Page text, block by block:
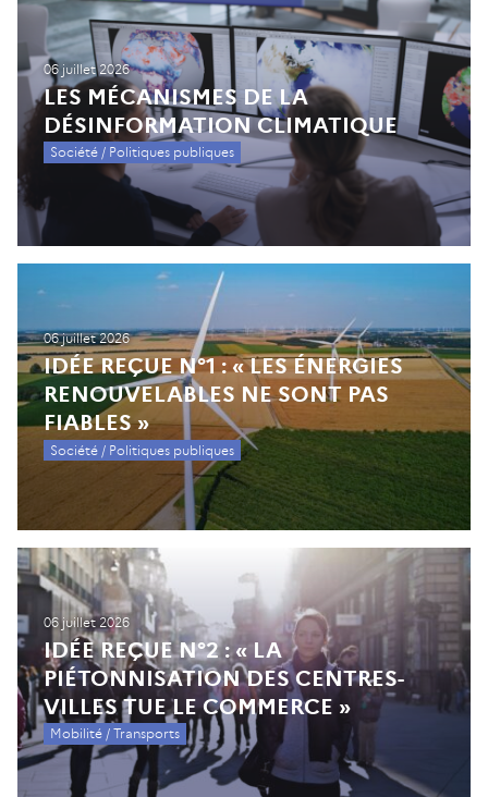
Changement climatique
Société / Politiques publiques
LES MÉCANISMES DE LA
DÉSINFORMATION CLIMATIQUE
06 juillet 2026
Société / Politiques publiques
IDÉE REÇUE N°1 : « LES ÉNERGIES
RENOUVELABLES NE SONT PAS
FIABLES »
06 juillet 2026
Mobilité / Transports
IDÉE REÇUE N°2 : « LA
PIÉTONNISATION DES CENTRES-
VILLES TUE LE COMMERCE »
06 juillet 2026